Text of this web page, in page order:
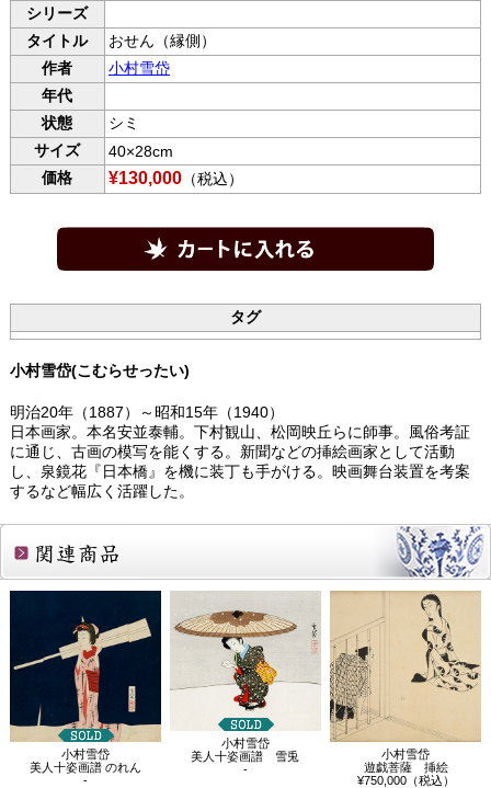
シリーズ
タイトル
おせん（縁側）
作者
小村雪岱
年代
状態
シミ
サイズ
40×28cm
価格
¥130,000（税込）
タグ
小村雪岱(こむらせったい)
明治20年（1887）～昭和15年（1940）
日本画家。本名安並泰輔。下村観山、松岡映丘らに師事。風俗考証
に通じ、古画の模写を能くする。新聞などの挿絵画家として活動
し、泉鏡花『日本橋』を機に装丁も手がける。映画舞台装置を考案
するなど幅広く活躍した。
関連商品
小村雪岱
美人十姿画譜 のれん
-
小村雪岱
美人十姿画譜 雪兎
-
小村雪岱
遊戯菩薩 挿絵
¥750,000（税込）